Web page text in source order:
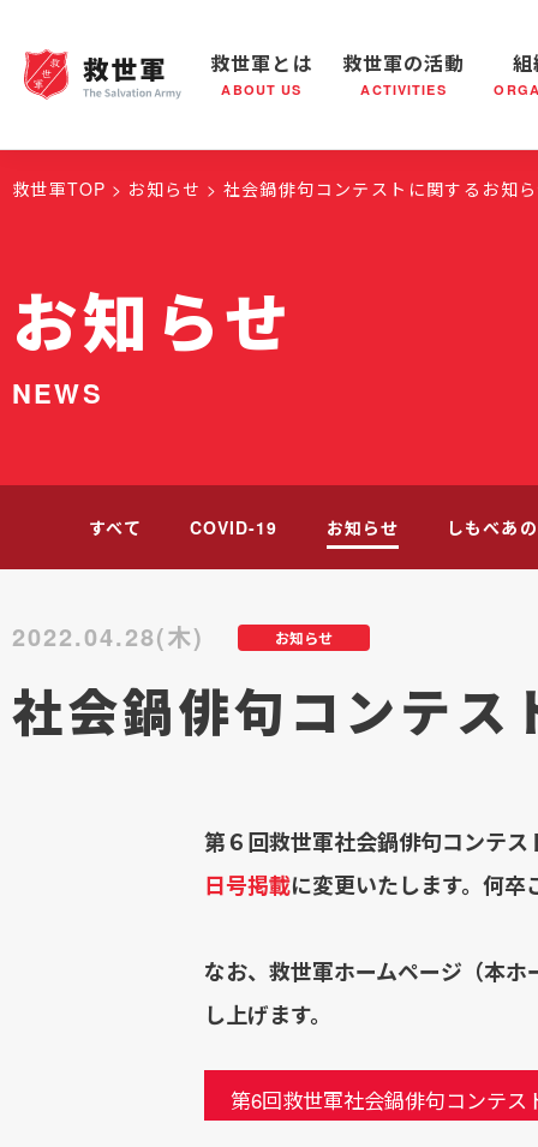
救世軍とは
ABOUT US
救世軍とは 世界が抱えている社会問題 救世軍
救世軍の活動
ACTIVITIES
救世軍の活動 社会鍋
組織概要
救世軍TOP お知らせ 社会鍋俳句コンテストに関するお知
お知らせ
NEWS
すべて COVID-19 お知らせ しもべあ
お知らせ
2022.04.28(木)
社会鍋俳句コンテス
第６回救世軍社会鍋俳句コンテ
日号掲載に変更いたします。何卒
なお、救世軍ホームページ（本ホ
し上げます。
第6回救世軍社会鍋俳句コンテス